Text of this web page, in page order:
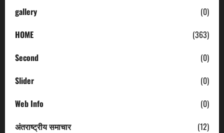
gallery
(0)
HOME
(363)
Second
(0)
Slider
(0)
Web Info
(0)
अंतराष्ट्रीय समाचार
(12)